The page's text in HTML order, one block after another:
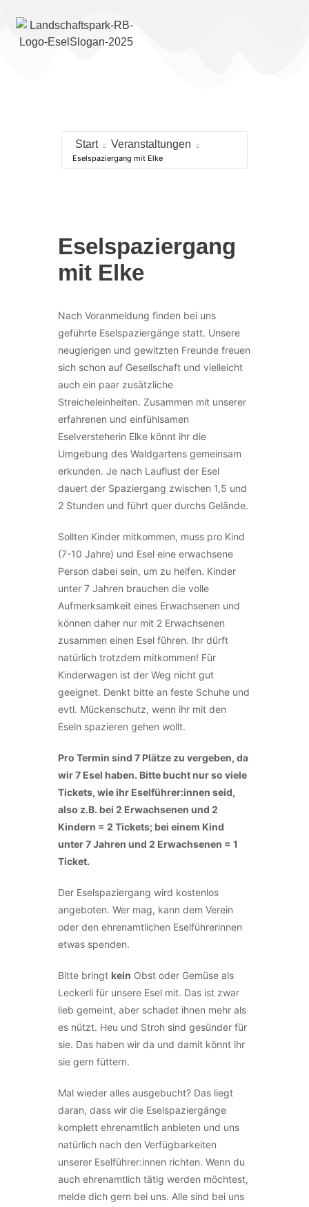
Start Veranstaltungen
Eselspaziergang mit Elke
Eselspaziergang
mit Elke
Nach Voranmeldung finden bei uns
geführte Eselspaziergänge statt. Unsere
neugierigen und gewitzten Freunde freuen
sich schon auf Gesellschaft und vielleicht
auch ein paar zusätzliche
Streicheleinheiten. Zusammen mit unserer
erfahrenen und einfühlsamen
Eselversteherin Elke könnt ihr die
Umgebung des Waldgartens gemeinsam
erkunden. Je nach Lauflust der Esel
dauert der Spaziergang zwischen 1,5 und
2 Stunden und führt quer durchs Gelände.
Sollten Kinder mitkommen, muss pro Kind
(7-10 Jahre) und Esel eine erwachsene
Person dabei sein, um zu helfen. Kinder
unter 7 Jahren brauchen die volle
Aufmerksamkeit eines Erwachsenen und
können daher nur mit 2 Erwachsenen
zusammen einen Esel führen. Ihr dürft
natürlich trotzdem mitkommen! Für
Kinderwagen ist der Weg nicht gut
geeignet. Denkt bitte an feste Schuhe und
evtl. Mückenschutz, wenn ihr mit den
Eseln spazieren gehen wollt.
Pro Termin sind 7 Plätze zu vergeben, da
wir 7 Esel haben. Bitte bucht nur so viele
Tickets, wie ihr Eselführer:innen seid,
also z.B. bei 2 Erwachsenen und 2
Kindern = 2 Tickets; bei einem Kind
unter 7 Jahren und 2 Erwachsenen = 1
Ticket.
Der Eselspaziergang wird kostenlos
angeboten. Wer mag, kann dem Verein
oder den ehrenamtlichen Eselführerinnen
etwas spenden.
Bitte bringt kein Obst oder Gemüse als
Leckerli für unsere Esel mit. Das ist zwar
lieb gemeint, aber schadet ihnen mehr als
es nützt. Heu und Stroh sind gesünder für
sie. Das haben wir da und damit könnt ihr
sie gern füttern.
Mal wieder alles ausgebucht? Das liegt
daran, dass wir die Eselspaziergänge
komplett ehrenamtlich anbieten und uns
natürlich nach den Verfügbarkeiten
unserer Eselführer:innen richten. Wenn du
auch ehrenamtlich tätig werden möchtest,
melde dich gern bei uns. Alle sind bei uns